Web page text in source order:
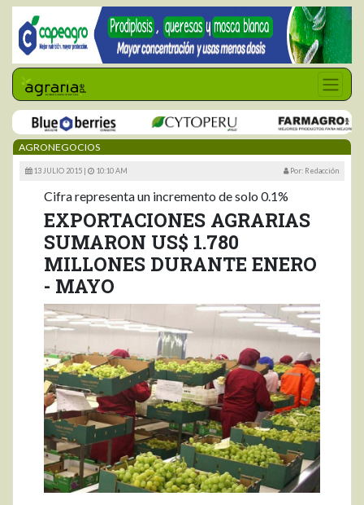
AGRONEGOCIOS
13 JULIO 2015 | 10:10 AM Por: Redacción
Cifra representa un incremento de solo 0.1%
EXPORTACIONES AGRARIAS
SUMARON US$ 1.780
MILLONES DURANTE ENERO
- MAYO